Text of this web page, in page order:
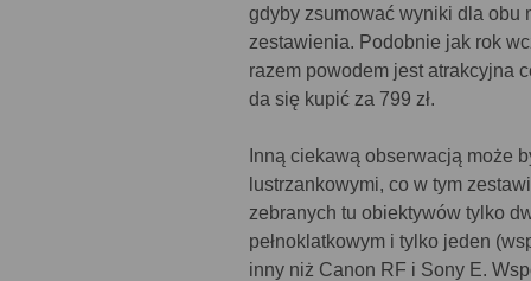
gdyby zsumować wyniki dla obu
zestawienia. Podobnie jak rok
razem powodem jest atrakcyjna
da się kupić za 799 zł.
Inną ciekawą obserwacją może
lustrzankowymi, co w tym
zebranych tu obiektywów tylko
pełnoklatkowym i tylko jeden
inny niż Canon RF i Sony E.